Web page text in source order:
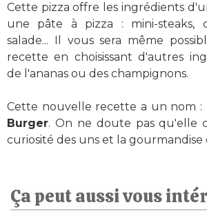
Cette pizza offre les ingrédients
une pâte à pizza : mini-steaks,
salade... Il vous sera même
recette en choisissant d'autres
de l'ananas ou des champignons.
Cette nouvelle recette a un nom :
Burger. On ne doute pas qu'elle
curiosité des uns et la gourmandise
Ça peut aussi vous